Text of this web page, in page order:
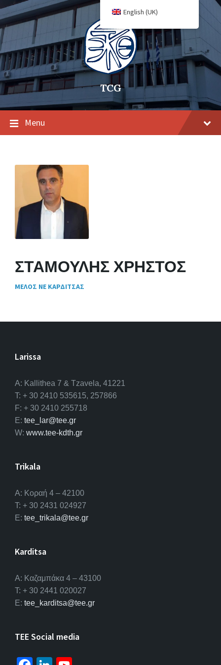
TCG
Menu
ΣΤΑΜΟΥΛΗΣ ΧΡΗΣΤΟΣ
ΜΕΛΟΣ ΝΕ ΚΑΡΔΙΤΣΑΣ
Larissa
A: Kallithea 7 & Tzavela, 41221
T: + 30 2410 535615, 257866
F: + 30 2410 255718
E: tee_lar@tee.gr
W: www.tee-kdth.gr
Trikala
Α: Κοραή 4 – 42100
T: + 30 2431 024927
E: tee_trikala@tee.gr
Karditsa
A: Καζαμπάκα 4 – 43100
T: + 30 2441 020027
E: tee_karditsa@tee.gr
TEE Social media
English (UK)